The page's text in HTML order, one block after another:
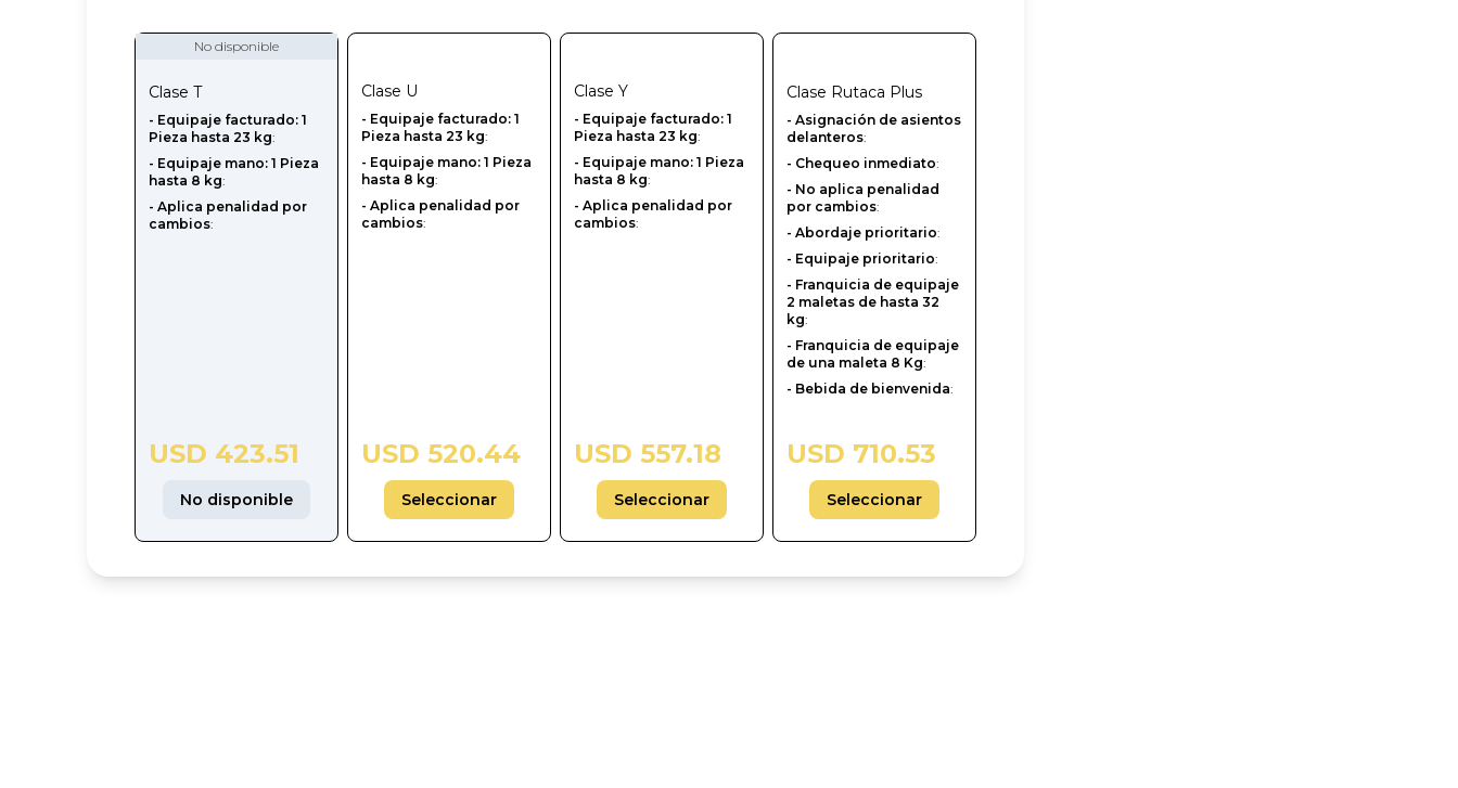
No disponible
Clase T
- Equipaje facturado: 1
Pieza hasta 23 kg:
- Equipaje mano: 1 Pieza
hasta 8 kg:
- Aplica penalidad por
cambios:
USD 423.51
No disponible
Clase U
-‎ Equipaje facturado: 1
Pieza hasta 23 kg:
- Equipaje mano: 1 Pieza
hasta 8 kg:
- Aplica penalidad por
cambios:
USD 520.44
Seleccionar
Clase Y
-‎ Equipaje facturado: 1
Pieza hasta 23 kg:
- Equipaje mano: 1 Pieza
hasta 8 kg:
- Aplica penalidad por
cambios:
USD 557.18
Seleccionar
Clase Rutaca Plus
- Asignación de asientos
delanteros:
- Chequeo inmediato:
- No aplica penalidad
por cambios:
- Abordaje prioritario:
- Equipaje prioritario:
- Franquicia de equipaje
2 maletas de hasta 32
kg:
- Franquicia de equipaje
de una maleta 8 Kg:
- Bebida de bienvenida:
USD 710.53
Seleccionar